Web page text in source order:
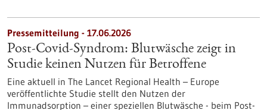
Pressemitteilung - 17.06.2026
Post-Covid-Syndrom: Blutwäsche zeigt in
Studie keinen Nutzen für Betroffene
Eine aktuell in The Lancet Regional Health – Europe
veröffentlichte Studie stellt den Nutzen der
Immunadsorption – einer speziellen Blutwäsche - beim Post-